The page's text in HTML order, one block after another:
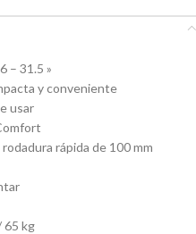
– 31.5 »
y conveniente
usar
rápida de 100 mm
65 kg